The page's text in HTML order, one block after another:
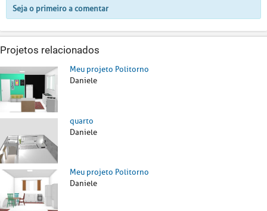
Seja o primeiro a comentar
Projetos relacionados
Meu projeto Politorno
Daniele
quarto
Daniele
Meu projeto Politorno
Daniele